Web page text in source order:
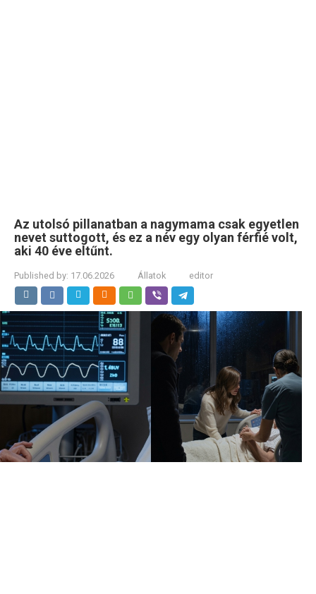
Az utolsó pillanatban a nagymama csak egyetlen
nevet suttogott, és ez a név egy olyan férfié volt,
aki 40 éve eltűnt.
Published by: 17.06.2026 Állatok editor